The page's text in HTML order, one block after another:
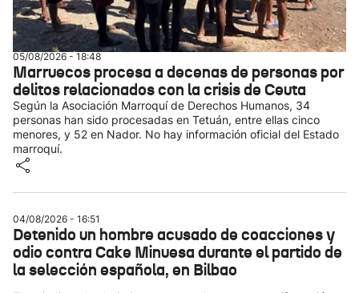
05/08/2026 - 18:48
Marruecos procesa a decenas de personas por
delitos relacionados con la crisis de Ceuta
Según la Asociación Marroquí de Derechos Humanos, 34
personas han sido procesadas en Tetuán, entre ellas cinco
menores, y 52 en Nador. No hay información oficial del Estado
marroquí.
04/08/2026 - 16:51
Detenido un hombre acusado de coacciones y
odio contra Cake Minuesa durante el partido de
la selección española, en Bilbao